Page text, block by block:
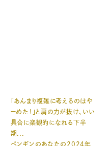
「あんまり複雑に考えるのはや
ーめた！」と肩の力が抜け、いい
具合に楽観的になれる下半
期...
ペンギンのあなたの2024年